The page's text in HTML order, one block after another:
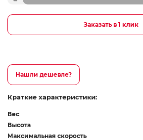
Заказать в 1 клик
Нашли дешевле?
Краткие характеристики:
Вес
Высота
Максимальная скорость